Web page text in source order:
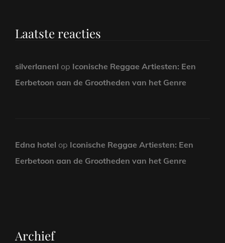
Laatste reacties
silverlanenl op Iconische Reggae Artiesten: Een
Eerbetoon aan de Grootheden van het Genre
Edna hotel op Iconische Reggae Artiesten: Een
Eerbetoon aan de Grootheden van het Genre
Archief